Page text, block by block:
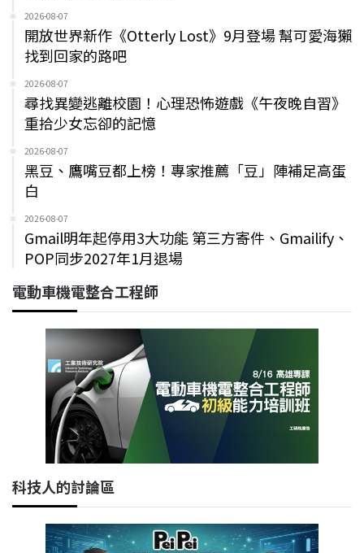
2026-08-07
開放世界新作《Otterly Lost》9月登場 幫可愛海獺
找到回家的路吧
2026-08-07
尋找異變逃離校園！心理恐怖遊戲《午夜晚自習》
重拾少女忘卻的記憶
2026-08-07
黑豆、鷹嘴豆都上榜！專家推薦「豆」陣補足高蛋
白
2026-08-07
Gmail明年起停用3大功能 第三方寄件、Gmailify、
POP同步2027年1月退場
電動車機電整合工程師
科技人的討論區